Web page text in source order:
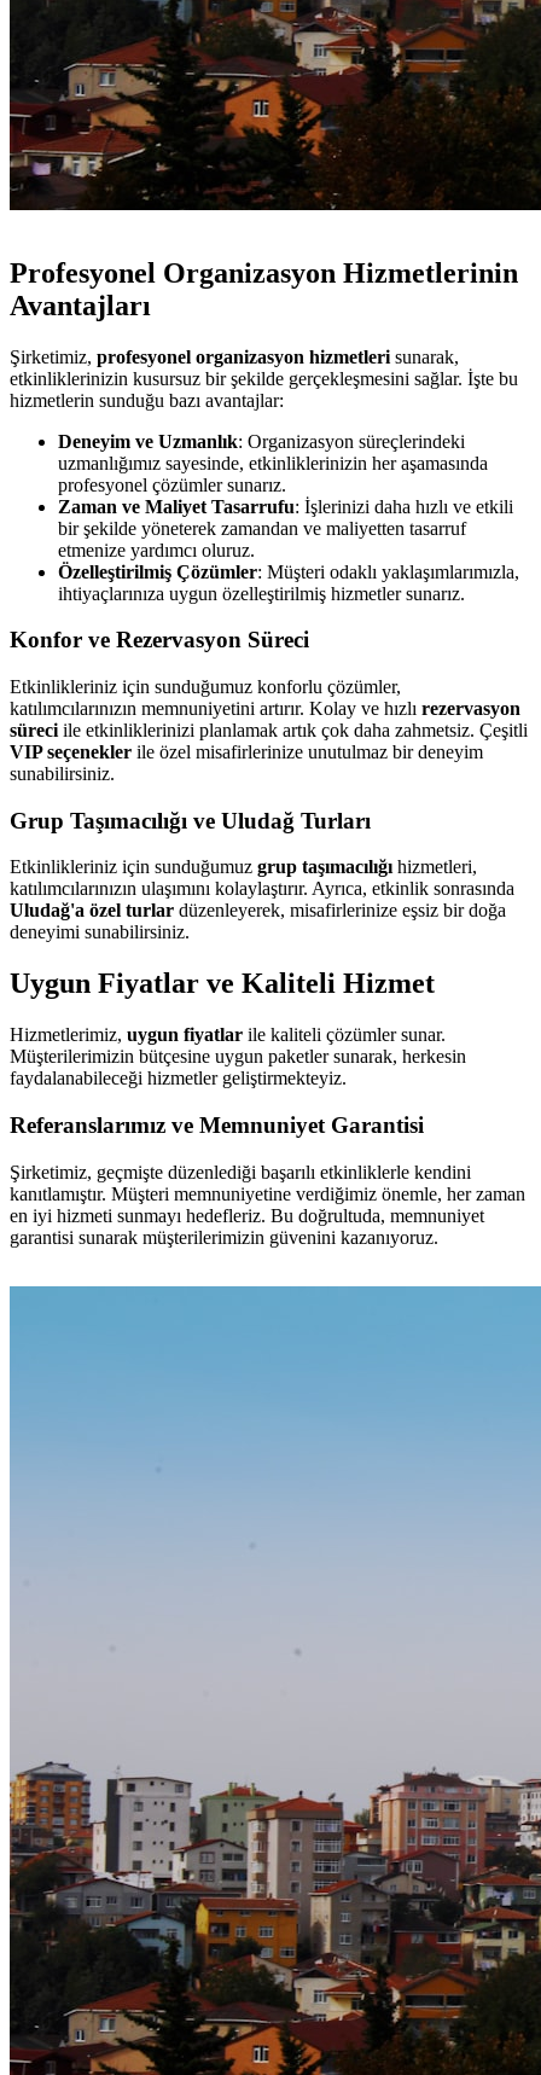
Profesyonel Organizasyon Hizmetlerinin
Avantajları
Şirketimiz, profesyonel organizasyon hizmetleri sunarak,
etkinliklerinizin kusursuz bir şekilde gerçekleşmesini sağlar. İşte bu
hizmetlerin sunduğu bazı avantajlar:
Deneyim ve Uzmanlık: Organizasyon süreçlerindeki
uzmanlığımız sayesinde, etkinliklerinizin her aşamasında
profesyonel çözümler sunarız.
Zaman ve Maliyet Tasarrufu: İşlerinizi daha hızlı ve etkili
bir şekilde yöneterek zamandan ve maliyetten tasarruf
etmenize yardımcı oluruz.
Özelleştirilmiş Çözümler: Müşteri odaklı yaklaşımlarımızla,
ihtiyaçlarınıza uygun özelleştirilmiş hizmetler sunarız.
Konfor ve Rezervasyon Süreci
Etkinlikleriniz için sunduğumuz konforlu çözümler,
katılımcılarınızın memnuniyetini artırır. Kolay ve hızlı rezervasyon
süreci ile etkinliklerinizi planlamak artık çok daha zahmetsiz. Çeşitli
VIP seçenekler ile özel misafirlerinize unutulmaz bir deneyim
sunabilirsiniz.
Grup Taşımacılığı ve Uludağ Turları
Etkinlikleriniz için sunduğumuz grup taşımacılığıhizmetleri,
katılımcılarınızın ulaşımını kolaylaştırır. Ayrıca, etkinlik sonrasında
Uludağ'a özel turlar düzenleyerek, misafirlerinize eşsiz bir doğa
deneyimi sunabilirsiniz.
Uygun Fiyatlar ve Kaliteli Hizmet
Hizmetlerimiz, uygun fiyatlar ile kaliteli çözümler sunar.
Müşterilerimizin bütçesine uygun paketler sunarak, herkesin
faydalanabileceği hizmetler geliştirmekteyiz.
Referanslarımız ve Memnuniyet Garantisi
Şirketimiz, geçmişte düzenlediği başarılı etkinliklerle kendini
kanıtlamıştır. Müşteri memnuniyetine verdiğimiz önemle, her zaman
en iyi hizmeti sunmayı hedefleriz. Bu doğrultuda, memnuniyet
garantisi sunarak müşterilerimizin güvenini kazanıyoruz.